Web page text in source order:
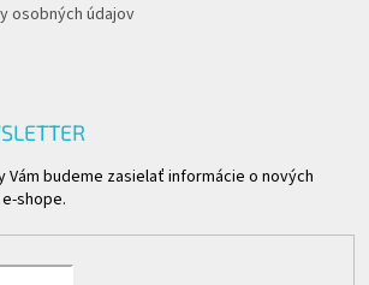
osobných údajov
Vám budeme zasielať informácie o nových
shope.